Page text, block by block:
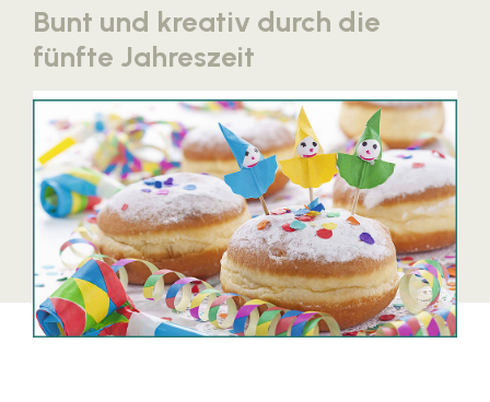
Amazon Web Services
Artweger
AustroCel Hallein
Blaguss
Bundesverband Sonnenschutztechnik
Cineplexx
Colmobil Austria
Controller Institut
Darbo
Bunt und kreativ durch die
fünfte Jahreszeit